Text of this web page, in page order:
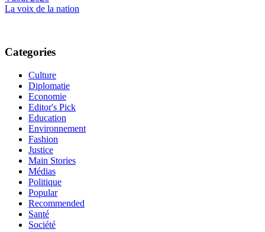
La voix de la nation
Categories
Culture
Diplomatie
Economie
Editor's Pick
Education
Environnement
Fashion
Justice
Main Stories
Médias
Politique
Popular
Recommended
Santé
Société